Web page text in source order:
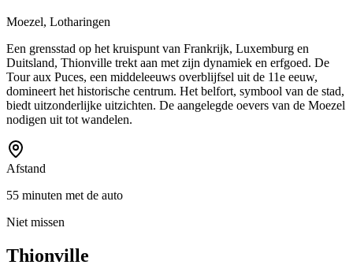
Moezel, Lotharingen
Een grensstad op het kruispunt van Frankrijk, Luxemburg en
Duitsland, Thionville trekt aan met zijn dynamiek en erfgoed. De
Tour aux Puces, een middeleeuws overblijfsel uit de 11e eeuw,
domineert het historische centrum. Het belfort, symbool van de stad,
biedt uitzonderlijke uitzichten. De aangelegde oevers van de Moezel
nodigen uit tot wandelen.
Afstand
55 minuten met de auto
Niet missen
Thionville